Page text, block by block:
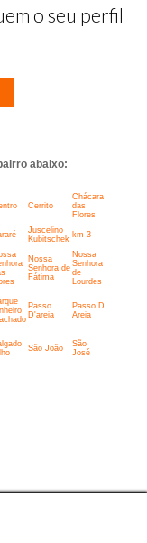
o seu perfil
abaixo:
Cerrito
Chácara
das
Flores
Juscelino
Kubitschek km 3
Nossa
Senhora de
Fátima
Nossa
Senhora
de
Lourdes
Passo
D'areia
Passo D
Areia
São João
São
José